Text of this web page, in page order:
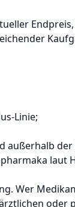
Linie;
laut
Wer
oder